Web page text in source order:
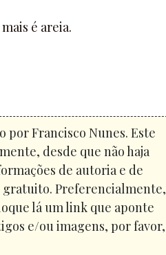
é areia.
por Francisco Nunes. Este
desde que não haja
de autoria e de
gratuito. Preferencialmente,
lá um link que aponte
e/ou imagens, por favor,